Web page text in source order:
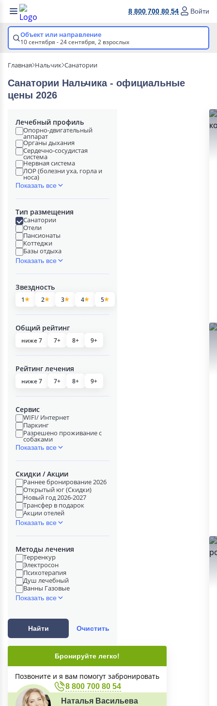
8 800 700 80 54 Войти
Объект или направление
10 сентября - 24 сентября, 2 взрослых
Главная Нальчик Санатории
Санатории Нальчика - официальные
цены 2026
Лечебный профиль
Опорно-двигательный
аппарат
Органы дыхания
Сердечно-сосудистая
система
Нервная система
ЛОР (болезни уха, горла и
носа)
Показать все
Тип размещения
Санатории
Отели
Пансионаты
Коттеджи
Базы отдыха
Показать все
Звездность
1 2 3 4 5
Общий рейтинг
ниже 7 7+ 8+ 9+
Рейтинг лечения
ниже 7 7+ 8+ 9+
Сервис
WIFI/ Интернет
Паркинг
Разрешено проживание с
собаками
Показать все
Скидки / Акции
Раннее бронирование 2026
Открытый юг (Скидки)
Новый год 2026-2027
Трансфер в подарок
Акции отелей
Показать все
Методы лечения
Терренкур
Электросон
Психотерапия
Душ лечебный
Ванны Газовые
Показать все
Найти Очистить
Бронируйте легко!
Позвоните и я вам помогут забронировать
8 800 700 80 54
Наталья Васильева